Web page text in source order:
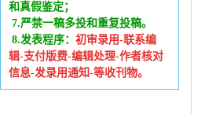
和真假鉴定；
7.严禁一稿多投和重复投稿。
8.发表程序： 初审录用-联系编
辑-支付版费-编辑处理-作者核对
信息-发录用通知-等收刊物。